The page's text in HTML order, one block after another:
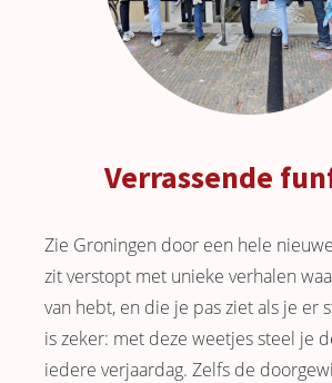
Verrassende
Zie Groningen door een hele
zit verstopt met unieke verhalen
van hebt, en die je pas ziet als je er
is zeker: met deze weetjes steel je
iedere verjaardag. Zelfs de